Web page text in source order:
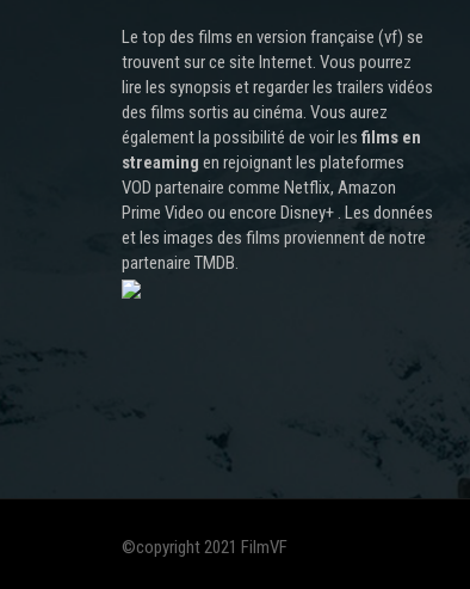
Le top des films en version française (vf) se
trouvent sur ce site Internet. Vous pourrez
lire les synopsis et regarder les trailers vidéos
des films sortis au cinéma. Vous aurez
également la possibilité de voir les films en
streaming en rejoignant les plateformes
VOD partenaire comme Netflix, Amazon
Prime Video ou encore Disney+ . Les données
et les images des films proviennent de notre
partenaire TMDB.
©copyright 2021 FilmVF